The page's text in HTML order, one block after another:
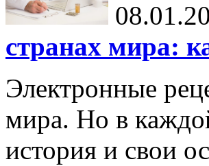
странах мира:
Электронные
мира. Но в
история и свои